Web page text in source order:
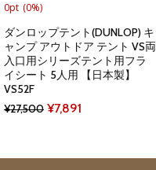
0pt (0%)
ダンロップテント(DUNLOP) キ
ャンプ アウトドア テント VS両
入口用シリーズテント用フラ
イシート 5人用 【日本製】
VS52F
¥27,500 Original
¥7,891